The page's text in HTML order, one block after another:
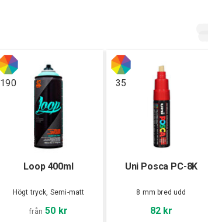
190
Loop 400ml
Högt tryck, Semi-matt
från 50 kr
35
Uni Posca PC-8K
8 mm bred udd
82 kr